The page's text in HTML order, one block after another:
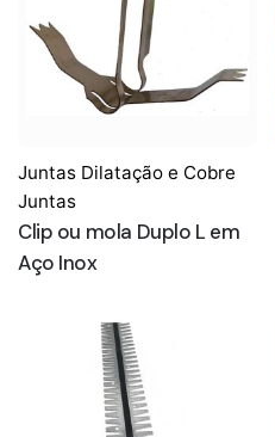
Juntas Dilatação e Cobre
Juntas
Clip ou mola Duplo L em
Aço Inox